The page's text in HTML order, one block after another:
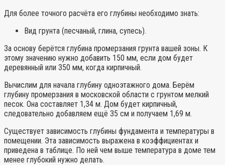
Для более точного расчёта его глубины необходимо знать:
Вид грунта (песчаный, глина, супесь).
За основу берётся глубина промерзания грунта вашей зоны. К
этому значению нужно добавить 150 мм, если дом будет
деревянный или 350 мм, когда кирпичный.
Вычислим для начала глубину одноэтажного дома. Берём
глубину промерзания в московской области с грунтом мелкий
песок. Она составляет 1,34 м. Дом будет кирпичный,
следовательно добавляем ещё 35 см и получаем 1,69 м.
Существует зависимость глубины фундамента и температуры в
помещении. Эта зависимость выражена в коэффициентах и
приведена в таблице. По ней чем выше температура в доме тем
менее глубокий нужно делать.